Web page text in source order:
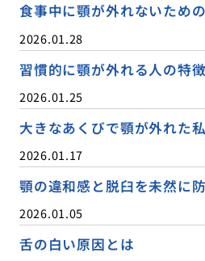
食事中に顎が外れないため
2026.01.28
習慣的に顎が外れる人の特
2026.01.25
大きなあくびで顎が外れた
2026.01.17
顎の違和感と脱臼を未然に
2026.01.05
舌の白い原因とは